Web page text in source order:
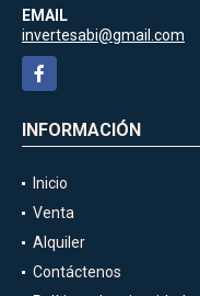
EMAIL
invertesabi@gmail.com
Facebook
INFORMACIÓN
Inicio
Venta
Alquiler
Contáctenos